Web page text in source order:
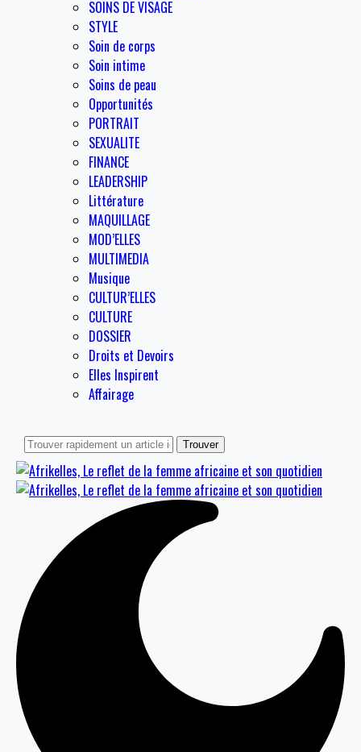
SOINS DE VISAGE
STYLE
Soin de corps
Soin intime
Soins de peau
Opportunités
PORTRAIT
SEXUALITE
FINANCE
LEADERSHIP
Littérature
MAQUILLAGE
MOD’ELLES
MULTIMEDIA
Musique
CULTUR’ELLES
CULTURE
DOSSIER
Droits et Devoirs
Elles Inspirent
Affairage